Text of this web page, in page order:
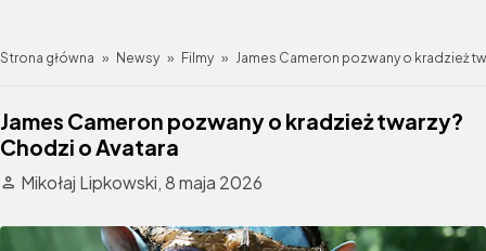
Strona główna » Newsy » Filmy » James Cameron pozwany o kradzież
James Cameron pozwany o kradzież twarzy?
Chodzi o Avatara
Mikołaj Lipkowski,8 maja 2026